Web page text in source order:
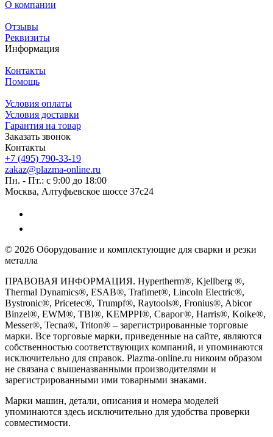
О компании
Отзывы
Реквизиты
Информация
Контакты
Помощь
Условия оплаты
Условия доставки
Гарантия на товар
Заказать звонок
Контакты
+7 (495) 790-33-19
zakaz@plazma-online.ru
Пн. - Пт.: с 9:00 до 18:00
Москва, Алтуфьевское шоссе 37с24
© 2026 Оборудование и комплектующие для сварки и резки
металла
ПРАВОВАЯ ИНФОРМАЦИЯ. Hypertherm®, Kjellberg ®,
Thermal Dynamics®, ESAB®, Trafimet®, Lincoln Electric®,
Bystronic®, Pricetec®, Trumpf®, Raytools®, Fronius®, Abicor
Binzel®, EWM®, TBI®, KEMPPI®, Сварог®, Harris®, Koike®,
Messer®, Tecna®, Triton® – зарегистрированные торговые
марки. Все торговые марки, приведенные на сайте, являются
собственностью соответствующих компаний, и упоминаются
исключительно для справок. Plazma-online.ru никоим образом
не связана с вышеназванными производителями и
зарегистрированными ими товарными знаками.
Марки машин, детали, описания и номера моделей
упоминаются здесь исключительно для удобства проверки
совместимости.